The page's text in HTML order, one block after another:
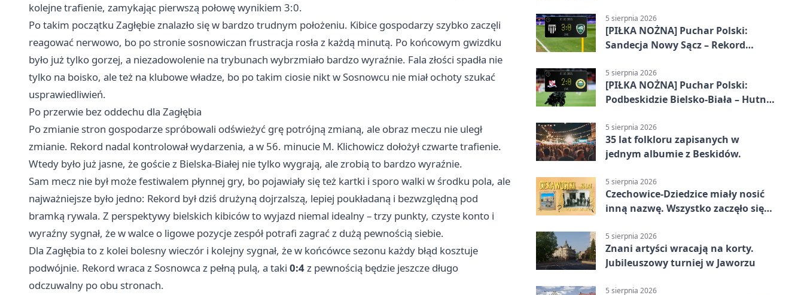
kolejne trafienie, zamykając pierwszą połowę wynikiem 3:0.
Po takim początku Zagłębie znalazło się w bardzo trudnym położeniu. Kibice gospodarzy szybko zaczęli
reagować nerwowo, bo po stronie sosnowiczan frustracja rosła z każdą minutą. Po końcowym gwizdku
było już tylko gorzej, a niezadowolenie na trybunach wybrzmiało bardzo wyraźnie. Fala złości spadła nie
tylko na boisko, ale też na klubowe władze, bo po takim ciosie nikt w Sosnowcu nie miał ochoty szukać
usprawiedliwień.
Po przerwie bez oddechu dla Zagłębia
Po zmianie stron gospodarze spróbowali odświeżyć grę potrójną zmianą, ale obraz meczu nie uległ
zmianie. Rekord nadal kontrolował wydarzenia, a w 56. minucie M. Klichowicz dołożył czwarte trafienie.
Wtedy było już jasne, że goście z Bielska-Białej nie tylko wygrają, ale zrobią to bardzo wyraźnie.
Sam mecz nie był może festiwalem płynnej gry, bo pojawiały się też kartki i sporo walki w środku pola, ale
najważniejsze było jedno: Rekord był dziś drużyną dojrzalszą, lepiej poukładaną i bezwzględną pod
bramką rywala. Z perspektywy bielskich kibiców to wyjazd niemal idealny – trzy punkty, czyste konto i
wyraźny sygnał, że w walce o ligowe pozycje zespół potrafi zagrać z dużą pewnością siebie.
Dla Zagłębia to z kolei bolesny wieczór i kolejny sygnał, że w końcówce sezonu każdy błąd kosztuje
podwójnie. Rekord wraca z Sosnowca z pełną pulą, a taki 0:4z pewnością będzie jeszcze długo
odczuwalny po obu stronach.
5 sierpnia 2026
[PIŁKA NOŻNA] Puchar Polski:
Sandecja Nowy Sącz – Rekord
5 sierpnia 2026
[PIŁKA NOŻNA] Puchar Polski:
Podbeskidzie Bielsko-Biała – Hutnik
w Dankowicach
5 sierpnia 2026
35 lat folkloru zapisanych w
jednym albumie z Beskidów.
5 sierpnia 2026
Czechowice-Dziedzice miały nosić
inną nazwę. Wszystko zaczęło się
5 sierpnia 2026
Znani artyści wracają na korty.
Jubileuszowy turniej w Jaworzu
5 sierpnia 2026